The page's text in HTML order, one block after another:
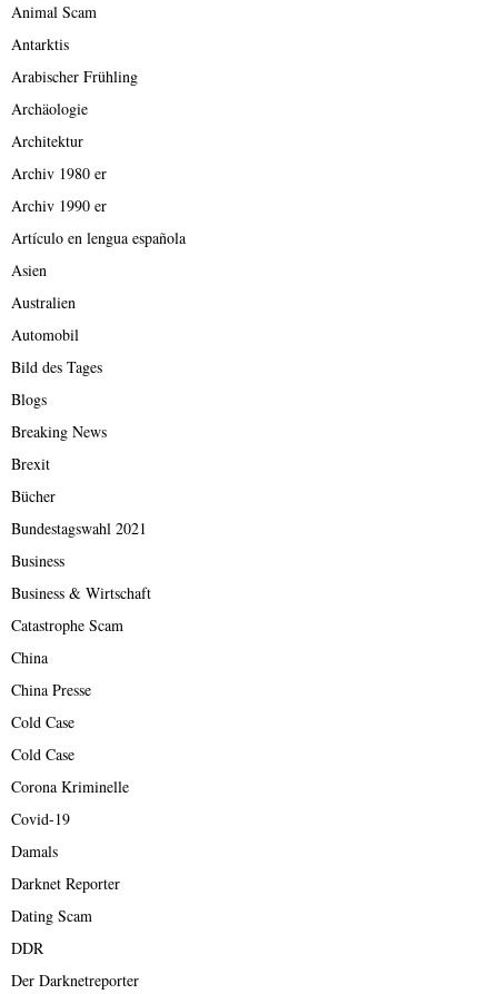
Animal Scam
Antarktis
Arabischer Frühling
Archäologie
Architektur
Archiv 1980 er
Archiv 1990 er
Artículo en lengua española
Asien
Australien
Automobil
Bild des Tages
Blogs
Breaking News
Brexit
Bücher
Bundestagswahl 2021
Business
Business & Wirtschaft
Catastrophe Scam
China
China Presse
Cold Case
Cold Case
Corona Kriminelle
Covid-19
Damals
Darknet Reporter
Dating Scam
DDR
Der Darknetreporter